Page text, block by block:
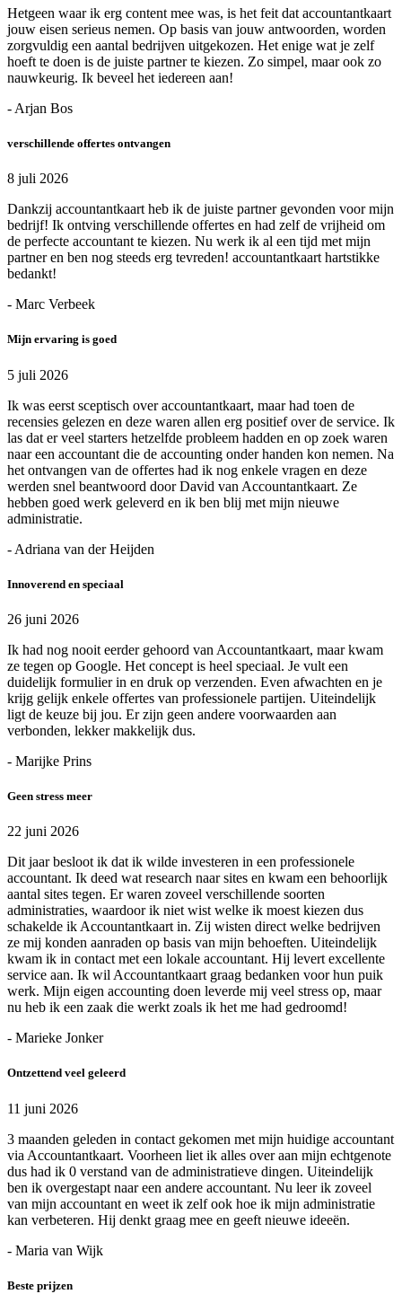
Hetgeen waar ik erg content mee was, is het feit dat accountantkaart
jouw eisen serieus nemen. Op basis van jouw antwoorden, worden
zorgvuldig een aantal bedrijven uitgekozen. Het enige wat je zelf
hoeft te doen is de juiste partner te kiezen. Zo simpel, maar ook zo
nauwkeurig. Ik beveel het iedereen aan!
- Arjan Bos
verschillende offertes ontvangen
8 juli 2026
Dankzij accountantkaart heb ik de juiste partner gevonden voor mijn
bedrijf! Ik ontving verschillende offertes en had zelf de vrijheid om
de perfecte accountant te kiezen. Nu werk ik al een tijd met mijn
partner en ben nog steeds erg tevreden! accountantkaart hartstikke
bedankt!
- Marc Verbeek
Mijn ervaring is goed
5 juli 2026
Ik was eerst sceptisch over accountantkaart, maar had toen de
recensies gelezen en deze waren allen erg positief over de service. Ik
las dat er veel starters hetzelfde probleem hadden en op zoek waren
naar een accountant die de accounting onder handen kon nemen. Na
het ontvangen van de offertes had ik nog enkele vragen en deze
werden snel beantwoord door David van Accountantkaart. Ze
hebben goed werk geleverd en ik ben blij met mijn nieuwe
administratie.
- Adriana van der Heijden
Innoverend en speciaal
26 juni 2026
Ik had nog nooit eerder gehoord van Accountantkaart, maar kwam
ze tegen op Google. Het concept is heel speciaal. Je vult een
duidelijk formulier in en druk op verzenden. Even afwachten en je
krijg gelijk enkele offertes van professionele partijen. Uiteindelijk
ligt de keuze bij jou. Er zijn geen andere voorwaarden aan
verbonden, lekker makkelijk dus.
- Marijke Prins
Geen stress meer
22 juni 2026
Dit jaar besloot ik dat ik wilde investeren in een professionele
accountant. Ik deed wat research naar sites en kwam een behoorlijk
aantal sites tegen. Er waren zoveel verschillende soorten
administraties, waardoor ik niet wist welke ik moest kiezen dus
schakelde ik Accountantkaart in. Zij wisten direct welke bedrijven
ze mij konden aanraden op basis van mijn behoeften. Uiteindelijk
kwam ik in contact met een lokale accountant. Hij levert excellente
service aan. Ik wil Accountantkaart graag bedanken voor hun puik
werk. Mijn eigen accounting doen leverde mij veel stress op, maar
nu heb ik een zaak die werkt zoals ik het me had gedroomd!
- Marieke Jonker
Ontzettend veel geleerd
11 juni 2026
3 maanden geleden in contact gekomen met mijn huidige accountant
via Accountantkaart. Voorheen liet ik alles over aan mijn echtgenote
dus had ik 0 verstand van de administratieve dingen. Uiteindelijk
ben ik overgestapt naar een andere accountant. Nu leer ik zoveel
van mijn accountant en weet ik zelf ook hoe ik mijn administratie
kan verbeteren. Hij denkt graag mee en geeft nieuwe ideeën.
- Maria van Wijk
Beste prijzen